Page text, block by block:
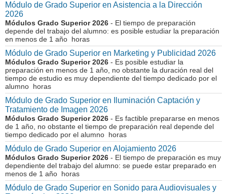
Módulo de Grado Superior en Asistencia a la Dirección
2026
Módulos Grado Superior 2026 - El tiempo de preparación
depende del trabajo del alumno: es posible estudiar la preparación
en menos de 1 año horas
Módulo de Grado Superior en Marketing y Publicidad 2026
Módulos Grado Superior 2026 - Es posible estudiar la
preparación en menos de 1 año, no obstante la duración real del
tiempo de estudio es muy dependiente del tiempo dedicado por el
alumno horas
Módulo de Grado Superior en Iluminación Captación y
Tratamiento de Imagen 2026
Módulos Grado Superior 2026 - Es factible prepararse en menos
de 1 año, no obstante el tiempo de preparación real depende del
tiempo dedicado por el alumno horas
Módulo de Grado Superior en Alojamiento 2026
Módulos Grado Superior 2026 - El tiempo de preparación es muy
dependiente del trabajo del alumno: se puede estar preparado en
menos de 1 año horas
Módulo de Grado Superior en Sonido para Audiovisuales y